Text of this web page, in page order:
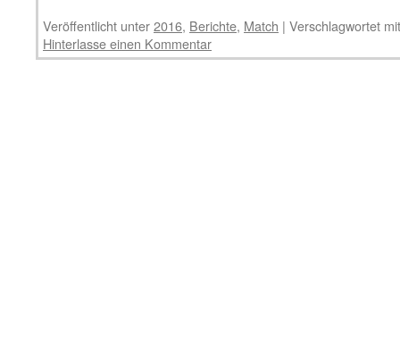
Veröffentlicht unter2016, Berichte, Match | Verschlagwortet mit
Hinterlasse einen Kommentar